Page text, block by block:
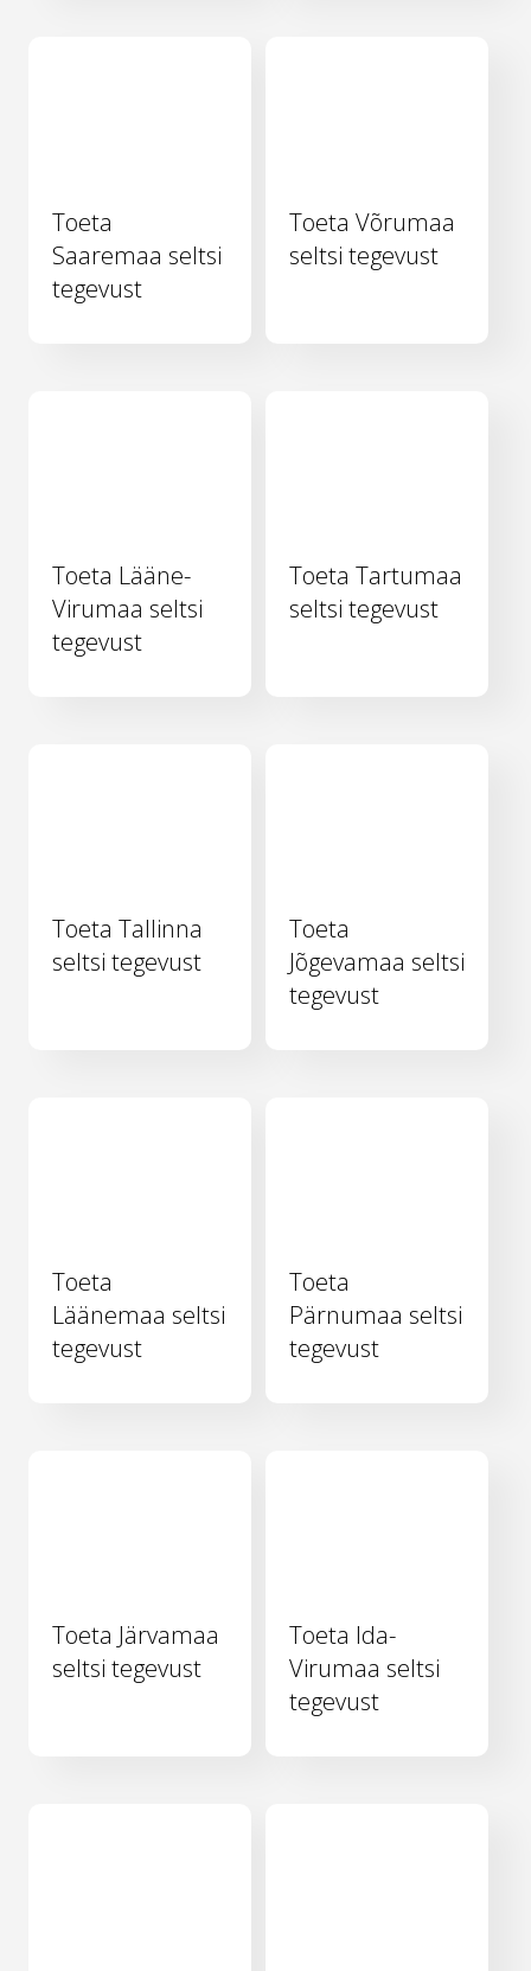
Toeta
Saaremaa seltsi
tegevust
Toeta Võrumaa
seltsi tegevust
Toeta Lääne-
Virumaa seltsi
tegevust
Toeta Tartumaa
seltsi tegevust
Toeta Tallinna
seltsi tegevust
Toeta
Jõgevamaa seltsi
tegevust
Toeta
Läänemaa seltsi
tegevust
Toeta
Pärnumaa seltsi
tegevust
Toeta Järvamaa
seltsi tegevust
Toeta Ida-
Virumaa seltsi
tegevust